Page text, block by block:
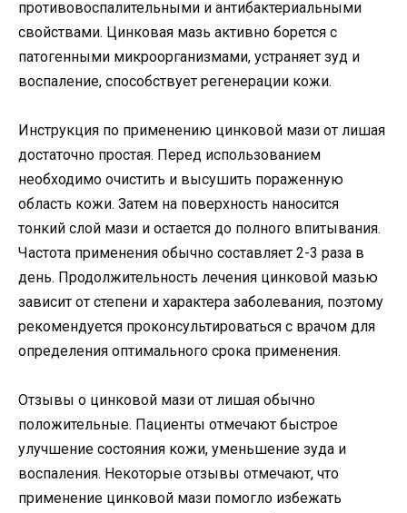
противовоспалительными и антибактериальными
свойствами. Цинковая мазь активно борется с
патогенными микроорганизмами, устраняет зуд и
воспаление, способствует регенерации кожи.
Инструкция по применению цинковой мази от лишая
достаточно простая. Перед использованием
необходимо очистить и высушить пораженную
область кожи. Затем на поверхность наносится
тонкий слой мази и остается до полного впитывания.
Частота применения обычно составляет 2-3 раза в
день. Продолжительность лечения цинковой мазью
зависит от степени и характера заболевания, поэтому
рекомендуется проконсультироваться с врачом для
определения оптимального срока применения.
Отзывы о цинковой мази от лишая обычно
положительные. Пациенты отмечают быстрое
улучшение состояния кожи, уменьшение зуда и
воспаления. Некоторые отзывы отмечают, что
применение цинковой мази помогло избежать